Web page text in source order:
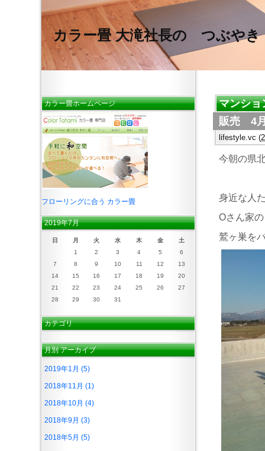
カラー畳 大滝社長の つぶやき
マンショ
販売 4
lifestyle.vc (
今朝の県
身近な人
Oさん家
鷲ヶ巣を
カラー畳ホームページ
フローリングに合う カラー畳
2019年7月
日 月 火 水 木 金
土
1
2 3 4 5
6
7
8 9 10 11 12
13
14
15 16 17 18 19
20
21
22 23 24 25 26
27
28
29 30 31
カテゴリ
月別アーカイブ
2019年1月 (5)
2018年11月 (1)
2018年10月 (4)
2018年9月 (3)
2018年5月 (5)